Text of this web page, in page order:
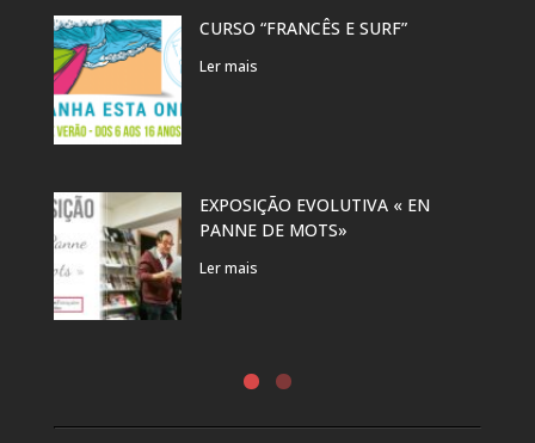
CURSO “FRANCÊS E SURF”
Ler mais
EXPOSIÇÃO EVOLUTIVA « EN
PANNE DE MOTS»
Ler mais